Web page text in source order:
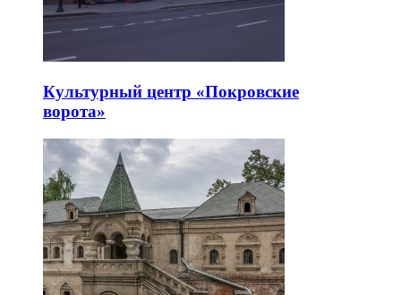
Культурный центр «Покровские
ворота»